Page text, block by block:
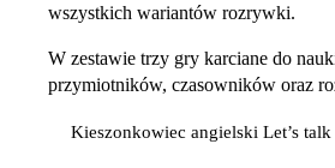
wszystkich wariantów rozrywki.
W zestawie trzy gry karciane do
przymiotników, czasowników oraz
Kieszonkowiec angielski Let’s talk